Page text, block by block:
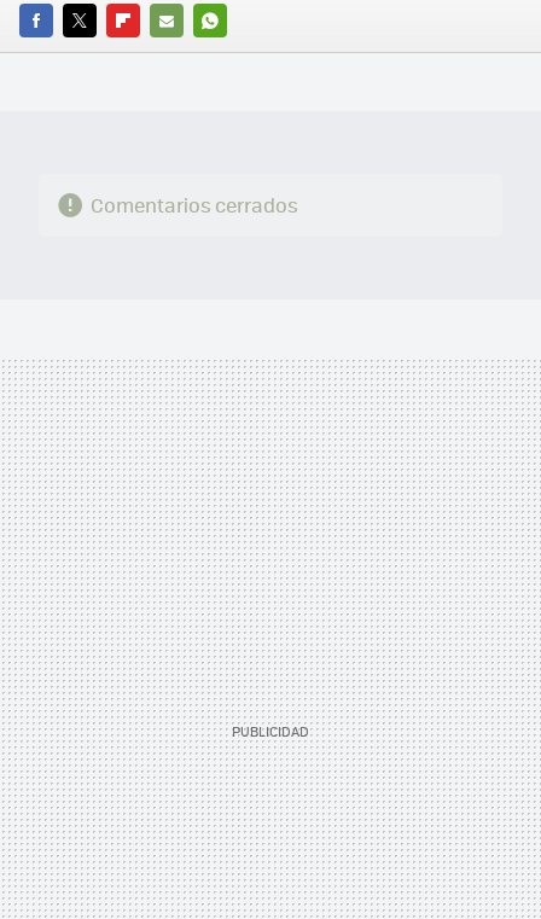
FACEBOOK
TWITTERFLIPBOARD
E-
WHATSAPP
Comentarios cerrados